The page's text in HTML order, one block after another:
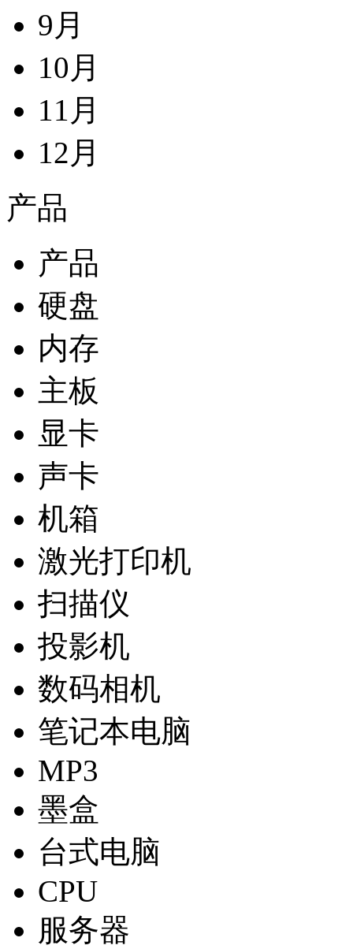
9月
10月
11月
12月
产品
产品
硬盘
内存
主板
显卡
声卡
机箱
激光打印机
扫描仪
投影机
数码相机
笔记本电脑
MP3
墨盒
台式电脑
CPU
服务器